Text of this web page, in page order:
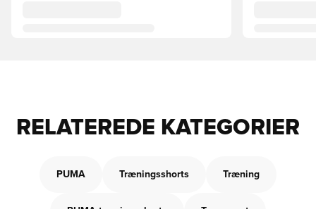
RELATEREDE KATEGORIER
PUMA Træningsshorts Træning